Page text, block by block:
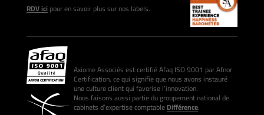
RDV icipour en savoir plus sur nos labels.
Axiome Associés est certifié Afaq ISO 9001 par Afnor
Certification, ce qui signifie que nous avons instauré
une culture client qui favorise l’innovation.
Nous faisons aussi partie du groupement national de
cabinets d’expertise comptableDifférence.